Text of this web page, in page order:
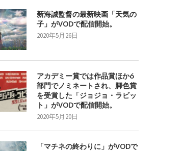
新海誠監督の最新映画「天気の
子」がVODで配信開始。
2020年5月26日
アカデミー賞では作品賞ほか6
部門でノミネートされ、脚色賞
を受賞した「ジョジョ・ラビッ
ト」がVODで配信開始。
2020年5月20日
「マチネの終わりに」がVODで